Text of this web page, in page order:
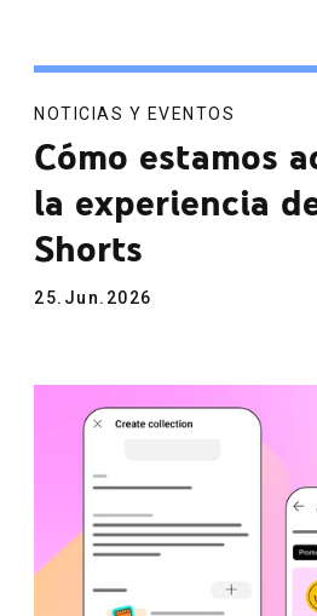
NOTICIAS Y EVENTOS
Cómo estamos
la experiencia
Shorts
25.Jun.2026